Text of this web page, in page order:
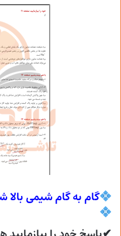
گام به گام شیمی